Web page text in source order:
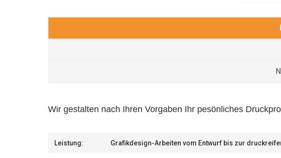
Wir gestalten nach Ihren Vorgaben Ihr pesönliches
Leistung: Grafikdesign-Arbeiten vom Entwurf bis zur